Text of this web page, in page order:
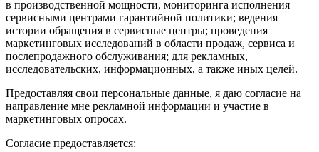
в производственной мощности, мониторинга исполнения
сервисными центрами гарантийной политики; ведения
истории обращения в сервисные центры; проведения
маркетинговых исследований в области продаж, сервиса и
послепродажного обслуживания; для рекламных,
исследовательских, информационных, а также иных целей.
Предоставляя свои персональные данные, я даю согласие на
направление мне рекламной информации и участие в
маркетинговых опросах.
Согласие предоставляется: